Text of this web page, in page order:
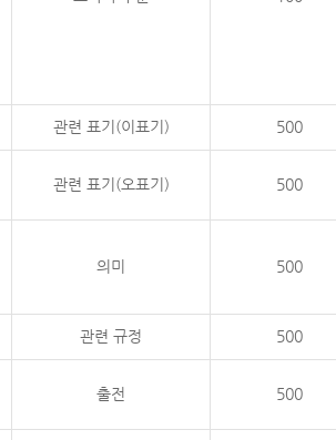
관련 표기(이표기) 500
관련 표기(오표기) 500
의미 500
관련 규정 500
출전 500